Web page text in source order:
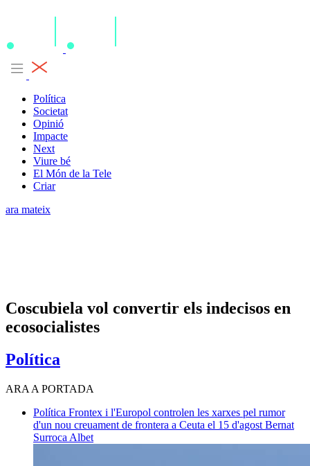
Política
Societat
Opinió
Impacte
Next
Viure bé
El Món de la Tele
Criar
ara mateix
Coscubiela vol convertir els indecisos en
ecosocialistes
Política
ARA A PORTADA
Política Frontex i l'Europol controlen les xarxes pel rumor
d'un nou creuament de frontera a Ceuta el 15 d'agost Bernat
Surroca Albet